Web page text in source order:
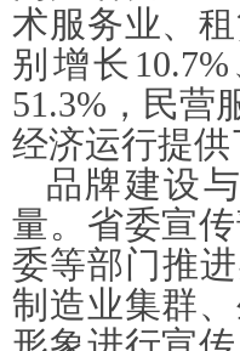
术服务业、
别增长
51.3%，民营
经济运行提
品牌建设
量。省委宣
委等部门推
制造业集群